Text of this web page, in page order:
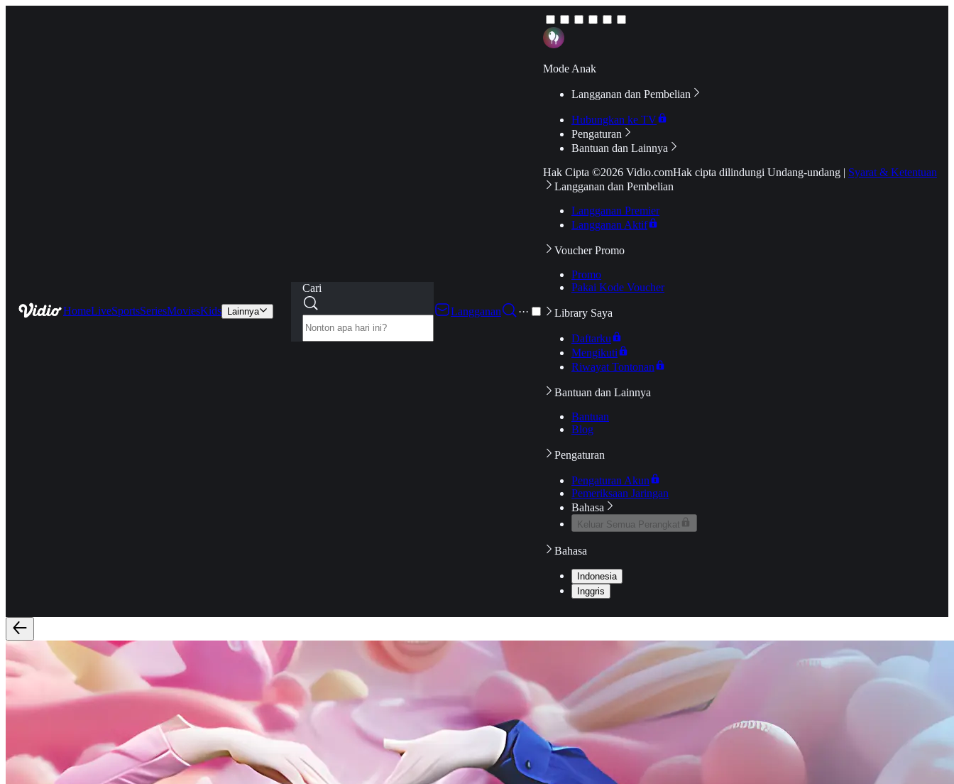
HomeLiveSportsSeriesMoviesKids Lainnya
Cari
Langganan
···
Mode Anak
Langganan dan Pembelian
Hubungkan ke TV
Pengaturan
Bantuan dan Lainnya
Hak Cipta ©2026 Vidio.comHak cipta dilindungi Undang-undang | Syarat & Ketentuan
Langganan dan Pembelian
Langganan Premier
Langganan Aktif
Voucher Promo
Promo
Pakai Kode Voucher
Library Saya
Daftarku
Mengikuti
Riwayat Tontonan
Bantuan dan Lainnya
Bantuan
Blog
Pengaturan
Pengaturan Akun
Pemeriksaan Jaringan
Bahasa
Keluar Semua Perangkat
Bahasa
Indonesia
Inggris